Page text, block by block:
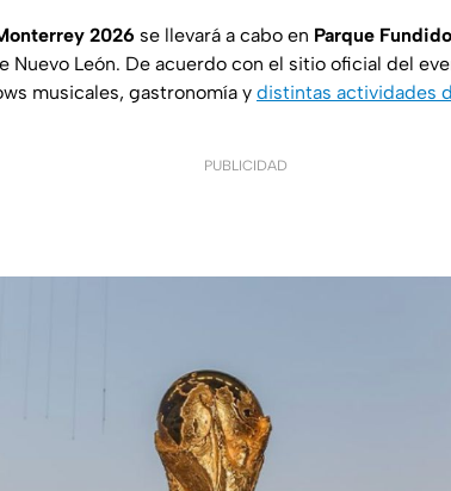
2026 se llevará a cabo en Parque
Nuevo León. De acuerdo con el sitio oficial del
musicales, gastronomía y distintas actividades
PUBLICIDAD